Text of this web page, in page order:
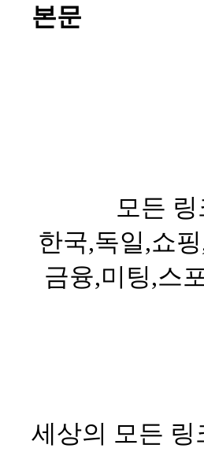
본문
모든
한국,독일,쇼
금융,미팅,스
세상의 모든